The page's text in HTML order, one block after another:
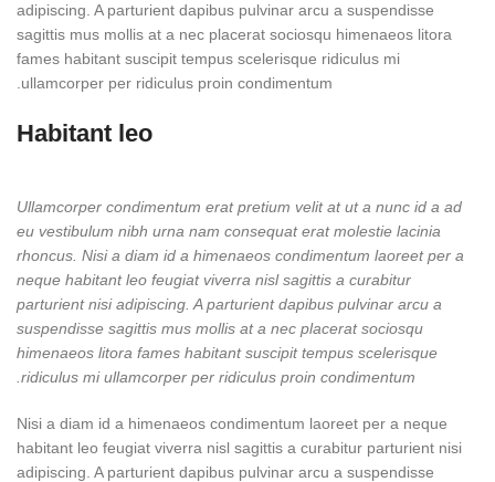
adipiscing. A parturient dapibus pulvinar arcu a suspendisse
sagittis mus mollis at a nec placerat sociosqu himenaeos litora
fames habitant suscipit tempus scelerisque ridiculus mi
ullamcorper per ridiculus proin condimentum.
Habitant leo
Ullamcorper condimentum erat pretium velit at ut a nunc id a ad
eu vestibulum nibh urna nam consequat erat molestie lacinia
rhoncus. Nisi a diam id a himenaeos condimentum laoreet per a
neque habitant leo feugiat viverra nisl sagittis a curabitur
parturient nisi adipiscing. A parturient dapibus pulvinar arcu a
suspendisse sagittis mus mollis at a nec placerat sociosqu
himenaeos litora fames habitant suscipit tempus scelerisque
ridiculus mi ullamcorper per ridiculus proin condimentum.
Nisi a diam id a himenaeos condimentum laoreet per a neque
habitant leo feugiat viverra nisl sagittis a curabitur parturient nisi
adipiscing. A parturient dapibus pulvinar arcu a suspendisse